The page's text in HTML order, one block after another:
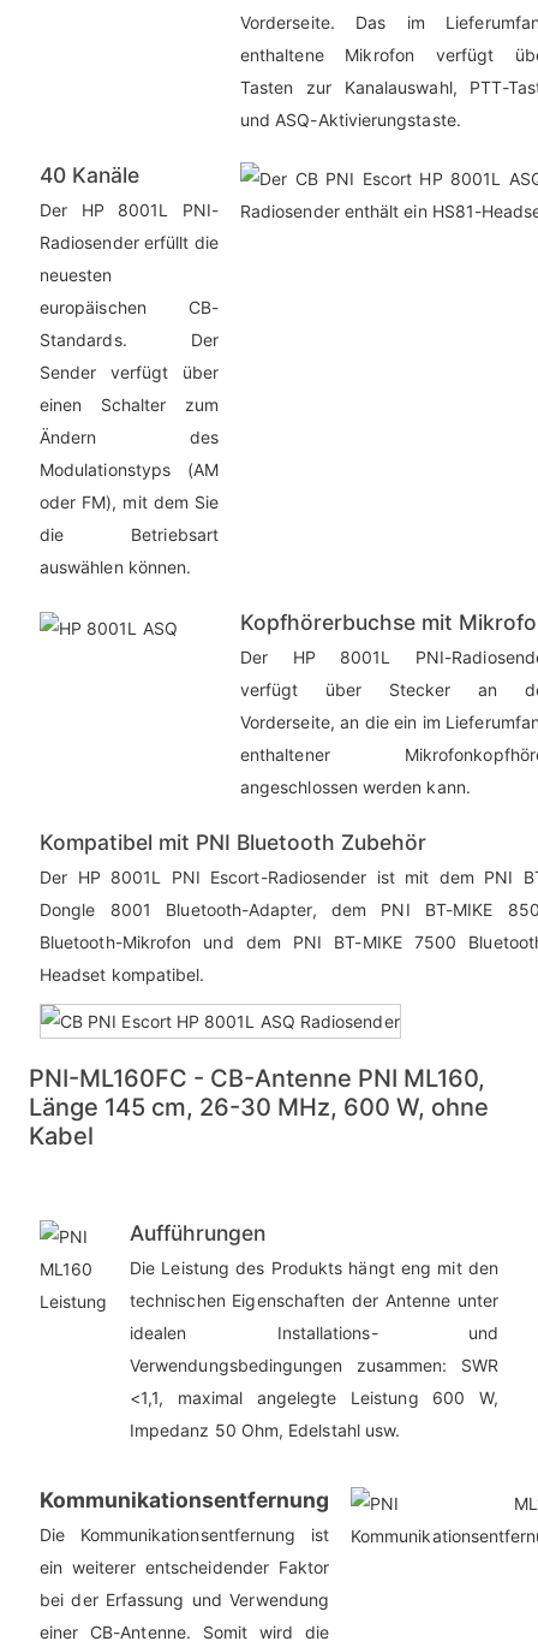
Vorderseite. Das im
enthaltene Mikrofon verfügt
Tasten zur Kanalauswahl, PTT-
und ASQ-Aktivierungstaste.
40 Kanäle
Der HP 8001L PNI-
Radiosender erfüllt die
neuesten
europäischen CB-
Standards. Der
Sender verfügt über
einen Schalter zum
Ändern des
Modulationstyps (AM
oder FM), mit dem Sie
die Betriebsart
auswählen können.
Kopfhörerbuchse mit
Der HP 8001L PNI-
verfügt über Stecker an
Vorderseite, an die ein im
enthaltener
angeschlossen werden kann.
Kompatibel mit PNI Bluetooth Zubehör
Der HP 8001L PNI Escort-Radiosender ist mit dem PNI
Dongle 8001 Bluetooth-Adapter, dem PNI BT-MIKE
Bluetooth-Mikrofon und dem PNI BT-MIKE 7500
Headset kompatibel.
PNI-ML160FC - CB-Antenne PNI ML160,
Länge 145 cm, 26-30 MHz, 600 W, ohne
Kabel
Aufführungen
Die Leistung des Produkts hängt eng mit den
technischen Eigenschaften der Antenne unter
idealen Installations- und
Verwendungsbedingungen zusammen: SWR
<1,1, maximal angelegte Leistung 600 W,
Impedanz 50 Ohm, Edelstahl usw.
Kommunikationsentfernung
Die Kommunikationsentfernung ist
ein weiterer entscheidender Faktor
bei der Erfassung und Verwendung
einer CB-Antenne. Somit wird die